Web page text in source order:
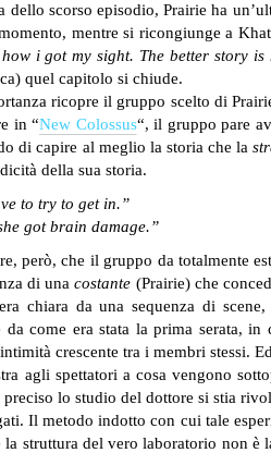
dello scorso episodio, Prairie ha
mentre si ricongiunge a
how i got my sight. The better story
quel capitolo si chiude.
ricopre il gruppo scelto di
in “New Colossus“, il gruppo pare
di capire al meglio la storia che la
della sua storia.
to try to get in.”
got brain damage.”
però, che il gruppo da totalmente
di unacostante (Prairie) che
chiara da una sequenza di
da come era stata la prima serata,
crescente tra i membri stessi.
agli spettatori a cosa vengono
preciso lo studio del dottore si stia
Il metodo indotto con cui tale
la struttura del vero laboratorio non è